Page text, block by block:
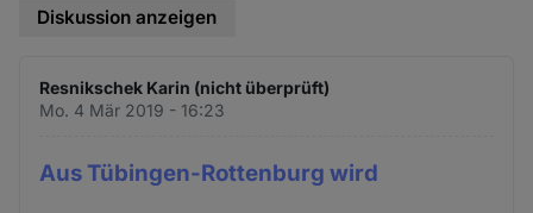
Diskussion anzeigen
Resnikschek Karin (nicht überprüft)
Mo. 4 Mär 2019 - 16:23
Aus Tübingen-Rottenburg wird